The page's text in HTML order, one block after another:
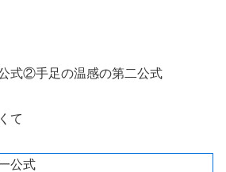
式②手足の温感の第二公式
て
公式